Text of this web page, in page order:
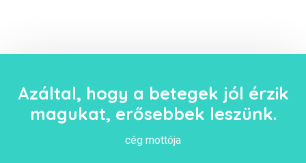
Azáltal, hogy a betegek jól érzik
magukat, erősebbek leszünk.
cég mottója